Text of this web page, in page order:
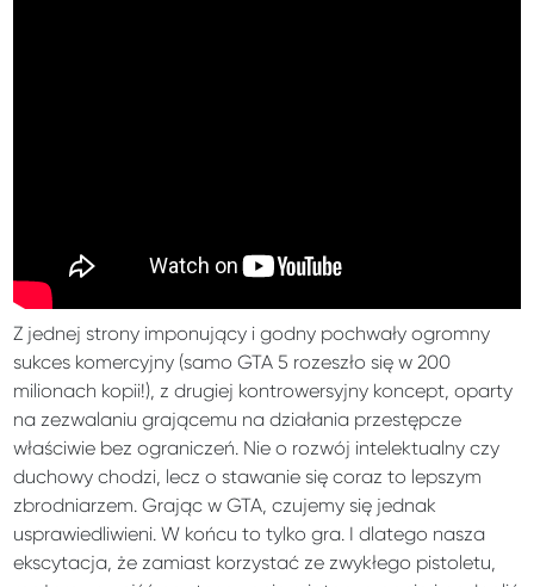
Z jednej strony imponujący i godny pochwały ogromny
sukces komercyjny (samo GTA 5 rozeszło się w 200
milionach kopii!), z drugiej kontrowersyjny koncept, oparty
na zezwalaniu grającemu na działania przestępcze
właściwie bez ograniczeń. Nie o rozwój intelektualny czy
duchowy chodzi, lecz o stawanie się coraz to lepszym
zbrodniarzem. Grając w GTA, czujemy się jednak
usprawiedliwieni. W końcu to tylko gra. I dlatego nasza
ekscytacja, że zamiast korzystać ze zwykłego pistoletu,